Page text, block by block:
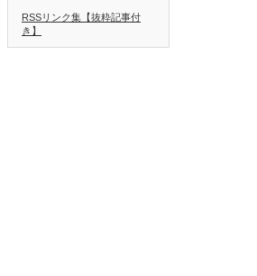
RSSリンク集【抜粋記事付
き】